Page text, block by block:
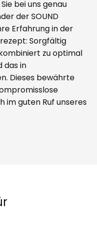
bei uns genau
der SOUND
Erfahrung in der
Sorgfältig
zu optimal
das in
Dieses bewährte
im guten Ruf unseres